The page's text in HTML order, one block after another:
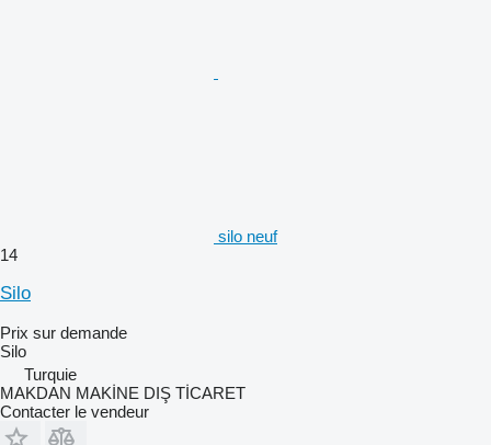
silo neuf
14
Silo
Prix sur demande
Silo
Turquie
MAKDAN MAKİNE DIŞ TİCARET
Contacter le vendeur